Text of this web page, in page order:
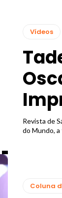
Vídeos
Revista de
do Mundo,
Coluna